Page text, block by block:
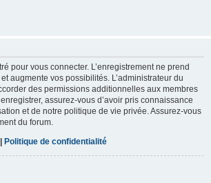
pour vous connecter. L’enregistrement ne prend
augmente vos possibilités. L’administrateur du
des permissions additionnelles aux membres
assurez-vous d’avoir pris connaissance
et de notre politique de vie privée. Assurez-vous
du forum.
| Politique de confidentialité